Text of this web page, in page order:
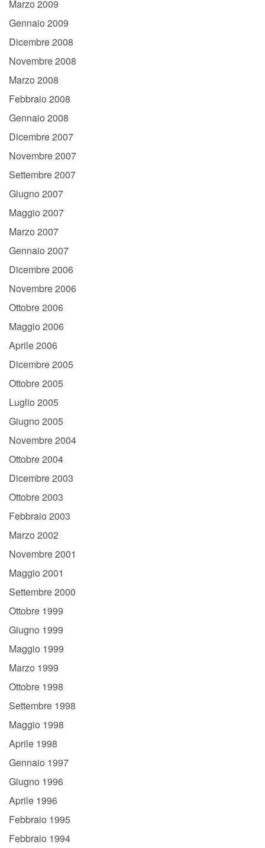
Marzo 2009
Gennaio 2009
Dicembre 2008
Novembre 2008
Marzo 2008
Febbraio 2008
Gennaio 2008
Dicembre 2007
Novembre 2007
Settembre 2007
Giugno 2007
Maggio 2007
Marzo 2007
Gennaio 2007
Dicembre 2006
Novembre 2006
Ottobre 2006
Maggio 2006
Aprile 2006
Dicembre 2005
Ottobre 2005
Luglio 2005
Giugno 2005
Novembre 2004
Ottobre 2004
Dicembre 2003
Ottobre 2003
Febbraio 2003
Marzo 2002
Novembre 2001
Maggio 2001
Settembre 2000
Ottobre 1999
Giugno 1999
Maggio 1999
Marzo 1999
Ottobre 1998
Settembre 1998
Maggio 1998
Aprile 1998
Gennaio 1997
Giugno 1996
Aprile 1996
Febbraio 1995
Febbraio 1994